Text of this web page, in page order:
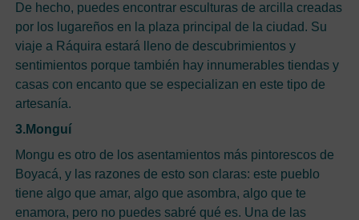
De hecho, puedes encontrar esculturas de arcilla creadas
por los lugareños en la plaza principal de la ciudad. Su
viaje a Ráquira estará lleno de descubrimientos y
sentimientos porque también hay innumerables tiendas y
casas con encanto que se especializan en este tipo de
artesanía.
3.Monguí
Mongu es otro de los asentamientos más pintorescos de
Boyacá, y las razones de esto son claras: este pueblo
tiene algo que amar, algo que asombra, algo que te
enamora, pero no puedes sabré qué es. Una de las